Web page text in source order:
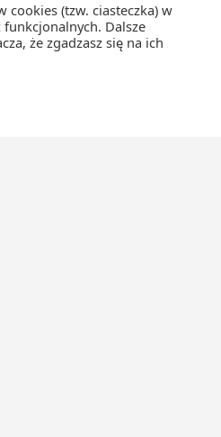
cookies (tzw. ciasteczka) w
funkcjonalnych. Dalsze
że zgadzasz się na ich